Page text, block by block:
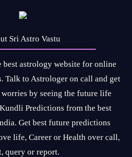
Sri Astro Vastu
best astrology website for online
Talk to Astrologer on call and get
by seeing the future life
Predictions from the best
Get best future predictions
life, Career or Health over call,
query or report.